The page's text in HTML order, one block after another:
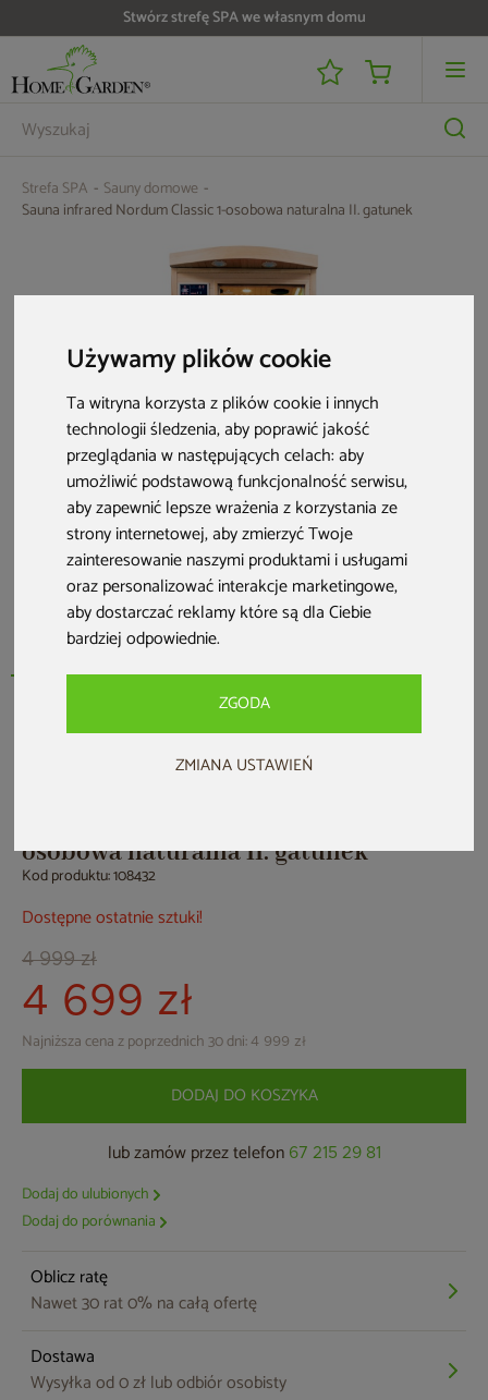
Używamy plików cookie
Ta witryna korzysta z plików cookie i innych
technologii śledzenia, aby poprawić jakość
przeglądania w następujących celach:aby
umożliwić podstawową funkcjonalność serwisu,
aby zapewnić lepsze wrażenia z korzystania ze
strony internetowej,aby zmierzyć Twoje
zainteresowanie naszymi produktami i usługami
oraz personalizować interakcje marketingowe,
aby dostarczać reklamy które są dla Ciebie
bardziej odpowiednie.
ZGODA
ZMIANA USTAWIEŃ
Do 25 000 zł zwrotu na kartę i raty RRSO 0%
Strefa SPA
Sauny domowe
Sauna infrared Nordum Classic 1-osobowa naturalna II. gatunek
PRZE-KORZYSTNIE
osobowa naturalna II. gatunek
Kod produktu: 108432
Dostępne ostatnie sztuki!
4 999 zł
4 699 zł
Najniższa cena z poprzednich 30 dni: 4 999 zł
DODAJ DO KOSZYKA
lub zamów przez telefon 67 215 29 81
Dodaj do ulubionych
Dodaj do porównania
Oblicz ratę
Nawet 30 rat 0% na całą ofertę
Dostawa
Wysyłka od 0 zł lub odbiór osobisty